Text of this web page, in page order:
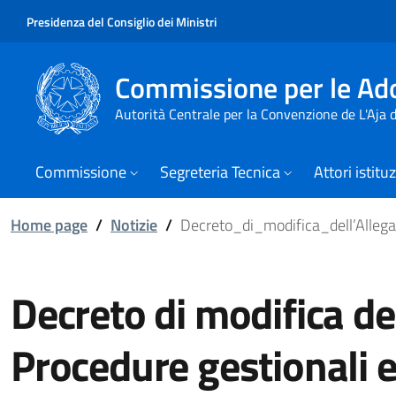
Presidenza del Consiglio dei Ministri
Commissione per le
Autorità Centrale per la Convenzione de
Commissione Segreteria Tecnica Attori
Home page / Notizie /
Decreto di modifica
Procedure gestionali